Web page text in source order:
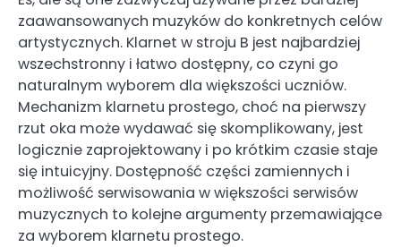
zaawansowanych muzyków do konkretnych celów
artystycznych. Klarnet w stroju B jest najbardziej
wszechstronny i łatwo dostępny, co czyni go
naturalnym wyborem dla większości uczniów.
Mechanizm klarnetu prostego, choć na pierwszy
rzut oka może wydawać się skomplikowany, jest
logicznie zaprojektowany i po krótkim czasie staje
się intuicyjny. Dostępność części zamiennych i
możliwość serwisowania w większości serwisów
muzycznych to kolejne argumenty przemawiające
za wyborem klarnetu prostego.